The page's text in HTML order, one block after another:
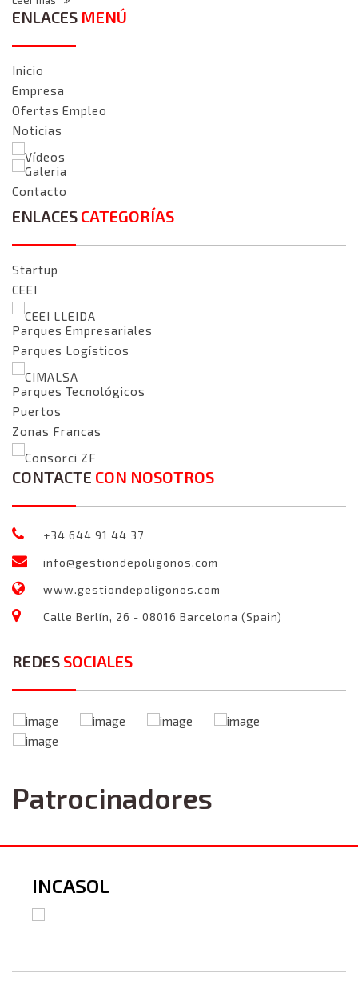
ENLACES MENÚ
Inicio
Empresa
Ofertas Empleo
Noticias
Vídeos
Galeria
Contacto
ENLACES CATEGORÍAS
Startup
CEEI
CEEI LLEIDA
Parques Empresariales
Parques Logísticos
CIMALSA
Parques Tecnológicos
Puertos
Zonas Francas
Consorci ZF
CONTACTE CON NOSOTROS
+34 644 91 44 37
info@gestiondepoligonos.com
www.gestiondepoligonos.com
Calle Berlín, 26 - 08016 Barcelona (Spain)
REDES SOCIALES
Patrocinadores
INCASOL